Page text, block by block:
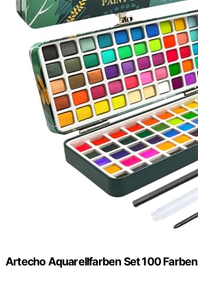
Artecho Aquarellfarben Set 100